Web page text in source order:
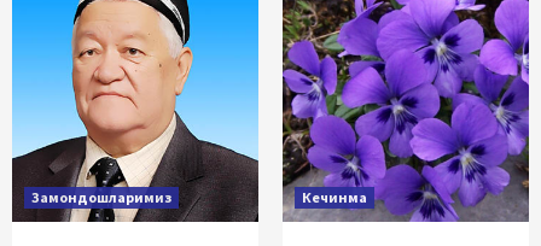
Замондошларимиз Кечинма